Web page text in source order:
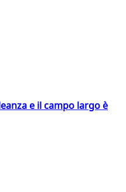
e il campo largo è